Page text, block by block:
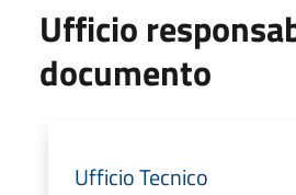
Ufficio
documento
Ufficio Tecnico